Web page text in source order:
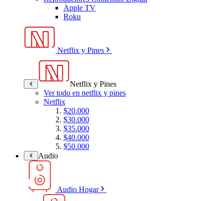
Apple TV
Roku
Netflix y Pines
Netflix y Pines
Ver todo en netflix y pines
Netflix
$20.000
$30.000
$35.000
$40.000
$50.000
Audio
Audio Hogar